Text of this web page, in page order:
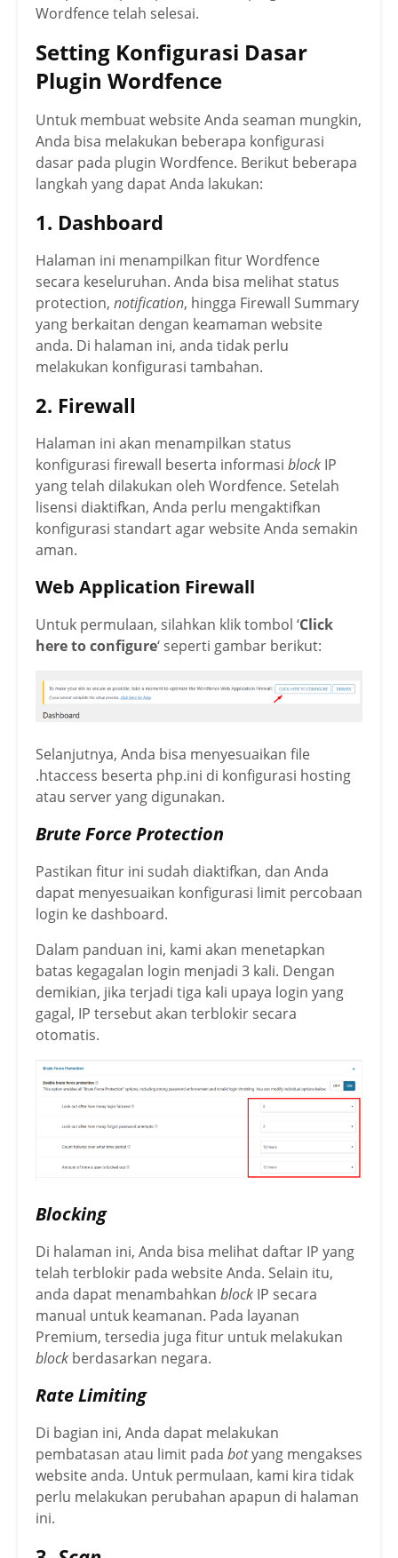
Wordfence telah selesai.
Setting Konfigurasi Dasar
Plugin Wordfence
Untuk membuat website Anda seaman mungkin,
Anda bisa melakukan beberapa konfigurasi
dasar pada plugin Wordfence. Berikut beberapa
langkah yang dapat Anda lakukan:
1. Dashboard
Halaman ini menampilkan fitur Wordfence
secara keseluruhan. Anda bisa melihat status
protection, notification, hingga Firewall Summary
yang berkaitan dengan keamaman website
anda. Di halaman ini, anda tidak perlu
melakukan konfigurasi tambahan.
2. Firewall
Halaman ini akan menampilkan status
konfigurasi firewall beserta informasi block IP
yang telah dilakukan oleh Wordfence. Setelah
lisensi diaktifkan, Anda perlu mengaktifkan
konfigurasi standart agar website Anda semakin
aman.
Web Application Firewall
Untuk permulaan, silahkan klik tombol ‘Click
here to configure‘ seperti gambar berikut:
Selanjutnya, Anda bisa menyesuaikan file
.htaccess beserta php.ini di konfigurasi hosting
atau server yang digunakan.
Brute Force Protection
Pastikan fitur ini sudah diaktifkan, dan Anda
dapat menyesuaikan konfigurasi limit percobaan
login ke dashboard.
Dalam panduan ini, kami akan menetapkan
batas kegagalan login menjadi 3 kali. Dengan
demikian, jika terjadi tiga kali upaya login yang
gagal, IP tersebut akan terblokir secara
otomatis.
Blocking
Di halaman ini, Anda bisa melihat daftar IP yang
telah terblokir pada website Anda. Selain itu,
anda dapat menambahkan block IP secara
manual untuk keamanan. Pada layanan
Premium, tersedia juga fitur untuk melakukan
block berdasarkan negara.
Rate Limiting
Di bagian ini, Anda dapat melakukan
pembatasan atau limit pada botyang mengakses
website anda. Untuk permulaan, kami kira tidak
perlu melakukan perubahan apapun di halaman
ini.